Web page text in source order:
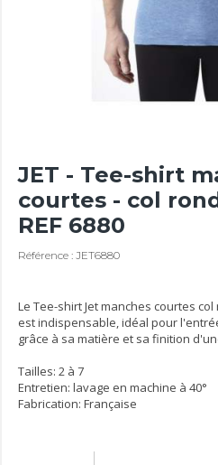
JET - Tee-shirt
courtes - col
REF 6880
Référence : JET6880
Le Tee-shirt Jet manches courtes
est indispensable, idéal pour
grâce à sa matière et sa finition
Tailles: 2 à 7
Entretien: lavage en machine à 40°
Fabrication: Française